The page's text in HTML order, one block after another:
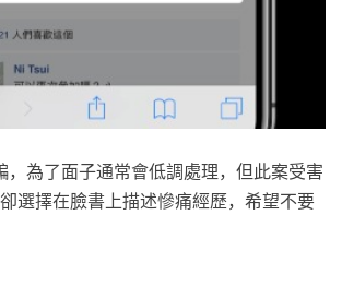
，為了面子通常會低調處理，但此案受害
選擇在臉書上描述慘痛經歷，希望不要